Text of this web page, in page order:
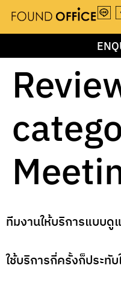
ทีมงานให้บริการแบบดูแ
ใช้บริการกี่ครั้งก็ประทั